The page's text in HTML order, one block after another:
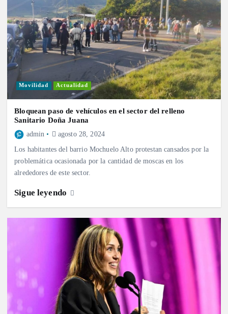
Movilidad Actualidad
Bloquean paso de vehículos en el sector del relleno
Sanitario Doña Juana
admin agosto 28, 2024
Los habitantes del barrio Mochuelo Alto protestan cansados por la
problemática ocasionada por la cantidad de moscas en los
alrededores de este sector.
Sigue leyendo